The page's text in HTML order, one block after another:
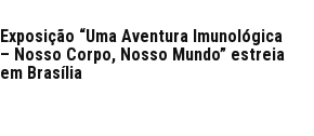
Exposição “Uma Aventura Imunológica
– Nosso Corpo, Nosso Mundo” estreia
em Brasília